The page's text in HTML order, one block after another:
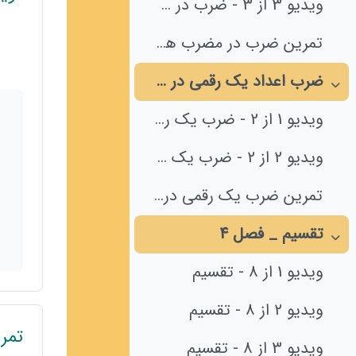
ویدیو 3 از 3 - ضرب در مضرب ده
تمرین ضرب در مضرب های ده
جمع‌کردن
ضرب اعداد یک رقمی در چند رقمی _ فصل 8
ویدیو 1 از 2 - ضرب یک رقمی در چند رقمی
ویدیو 2 از 2 - ضرب یک رقمی در چند رقمی
تمرین ضرب یک رقمی در چند رقمی
جمع‌کردن
تقسیم _ فصل 4
ویدیو 1 از 8 - تقسیم
ویدیو 2 از 8 - تقسیم
ویدیو 3 از 8 - تقسیم